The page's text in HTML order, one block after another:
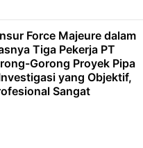
Force Majeure dalam
Tiga Pekerja PT
Gorong Proyek Pipa
yang Objektif,
Sangat